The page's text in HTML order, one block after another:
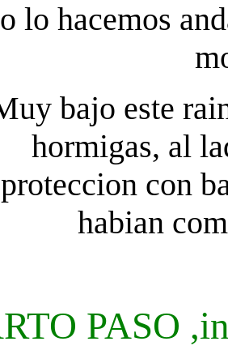
lo hacemos
bajo este
hormigas, al
con
habian
PASO